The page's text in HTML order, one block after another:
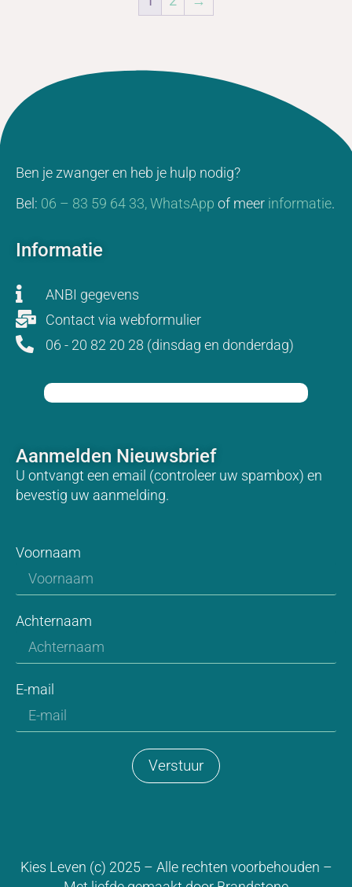
Ben je zwanger en heb je hulp nodig?
Bel: 06 – 83 59 64 33,WhatsApp of meer informatie.
Informatie
ANBI gegevens
Contact via webformulier
06 - 20 82 20 28 (dinsdag en donderdag)
Aanmelden Nieuwsbrief
U ontvangt een email (controleer uw spambox) en
bevestig uw aanmelding.
Voornaam
Achternaam
E-mail
Verstuur
Kies Leven (c) 2025 – Alle rechten voorbehouden –